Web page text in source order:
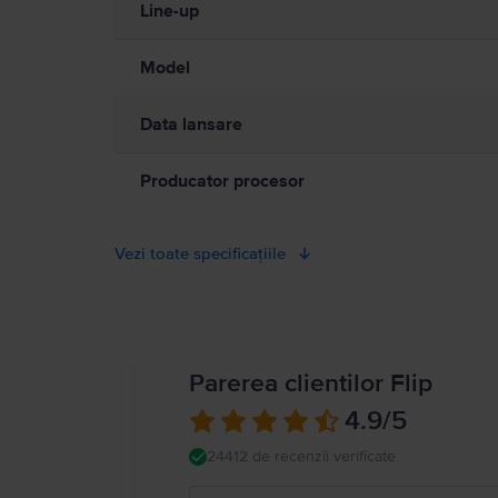
electromagnetice. Acești magneți și aceste câmpuri
Line-up
Model
Data lansare
Producator procesor
Vezi toate specificațiile
Parerea clientilor Flip
4.9/5
24412 de recenzii verificate